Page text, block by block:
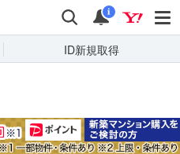
検索 通知
i
ID新規取得
キーワードで
質問を探す